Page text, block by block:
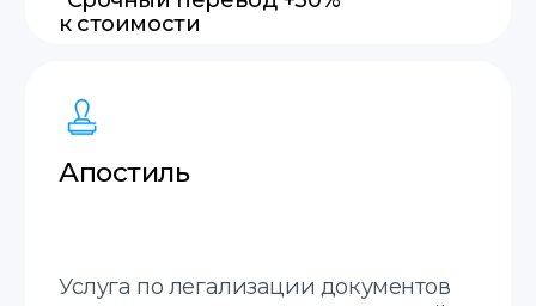
Грузинский
Русский